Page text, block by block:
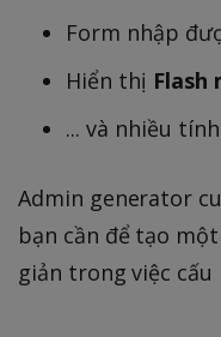
Form nhập
Hiển thị Flash
... và nhiều
Admin generator
bạn cần để tạo
giản trong việc cấu